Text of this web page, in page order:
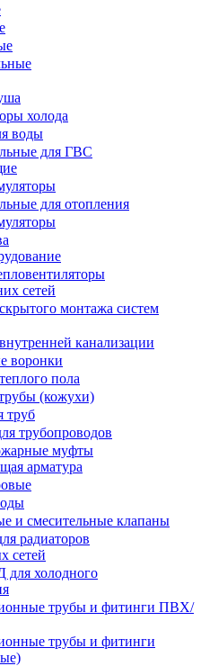
холода
воды
для ГВС
для отопления
сетей
монтажа систем
канализации
воронки
пола
(кожухи)
труб
трубопроводов
муфты
арматура
и смесительные клапаны
радиаторов
сетей
холодного
трубы и фитинги ПВХ/
трубы и фитинги